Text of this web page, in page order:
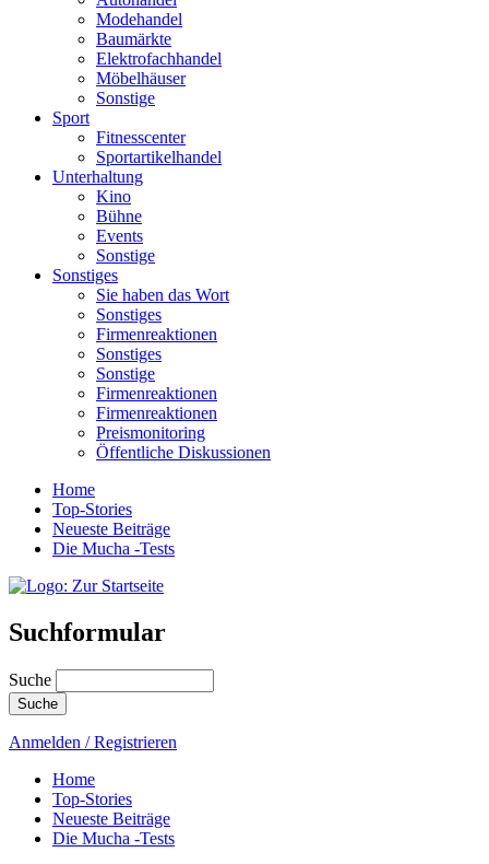
Modehandel
Baumärkte
Elektrofachhandel
Möbelhäuser
Sonstige
Sport
Fitnesscenter
Sportartikelhandel
Unterhaltung
Kino
Bühne
Events
Sonstige
Sonstiges
Sie haben das Wort
Sonstiges
Firmenreaktionen
Sonstiges
Sonstige
Firmenreaktionen
Firmenreaktionen
Preismonitoring
Öffentliche Diskussionen
Home
Top-Stories
Neueste Beiträge
Die Mucha -Tests
Suchformular
Suche
Anmelden / Registrieren
Home
Top-Stories
Neueste Beiträge
Die Mucha -Tests